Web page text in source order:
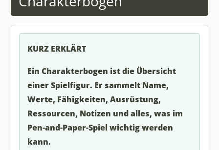
KURZ ERKLÄRT
Ein Charakterbogen ist die Übersicht
einer Spielfigur. Er sammelt Name,
Werte, Fähigkeiten, Ausrüstung,
Ressourcen, Notizen und alles, was im
Pen-and-Paper-Spiel wichtig werden
kann.